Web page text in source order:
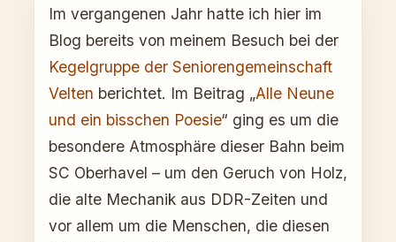
Im vergangenen Jahr hatte ich hier im
Blog bereits von meinem Besuch bei der
Kegelgruppe der Seniorengemeinschaft
Velten berichtet. Im Beitrag „Alle Neune
und ein bisschen Poesie“ ging es um die
besondere Atmosphäre dieser Bahn beim
SC Oberhavel – um den Geruch von Holz,
die alte Mechanik aus DDR-Zeiten und
vor allem um die Menschen, die diesen